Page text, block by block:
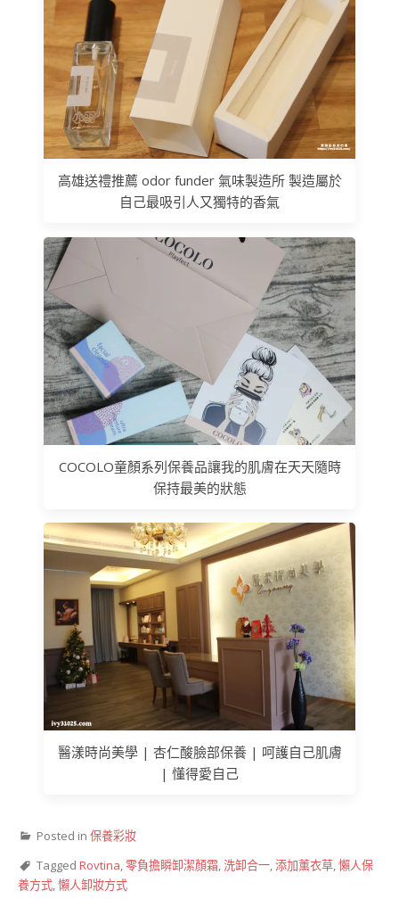
高雄送禮推薦 odor funder 氣味製造所 製造屬於
自己最吸引人又獨特的香氣
COCOLO童顏系列保養品讓我的肌膚在天天隨時
保持最美的狀態
醫漾時尚美學 | 杏仁酸臉部保養 | 呵護自己肌膚
| 懂得愛自己
Posted in 保養彩妝
Tagged Rovtina,零負擔瞬卸潔顏霜, 洗卸合一,添加薰衣草,懶人保
養方式,懶人卸妝方式